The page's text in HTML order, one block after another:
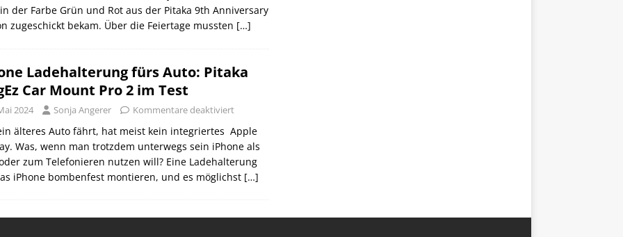
der Farbe Grün und Rot aus der Pitaka 9th Anniversary
zugeschickt bekam. Über die Feiertage mussten […]
Ladehalterung fürs Auto: Pitaka
Car Mount Pro 2 im Test
2024 Sonja Angerer Kommentare deaktiviert
älteres Auto fährt, hat meist kein integriertes Apple
Was, wenn man trotzdem unterwegs sein iPhone als
zum Telefonieren nutzen will? Eine Ladehalterung
iPhone bombenfest montieren, und es möglichst […]